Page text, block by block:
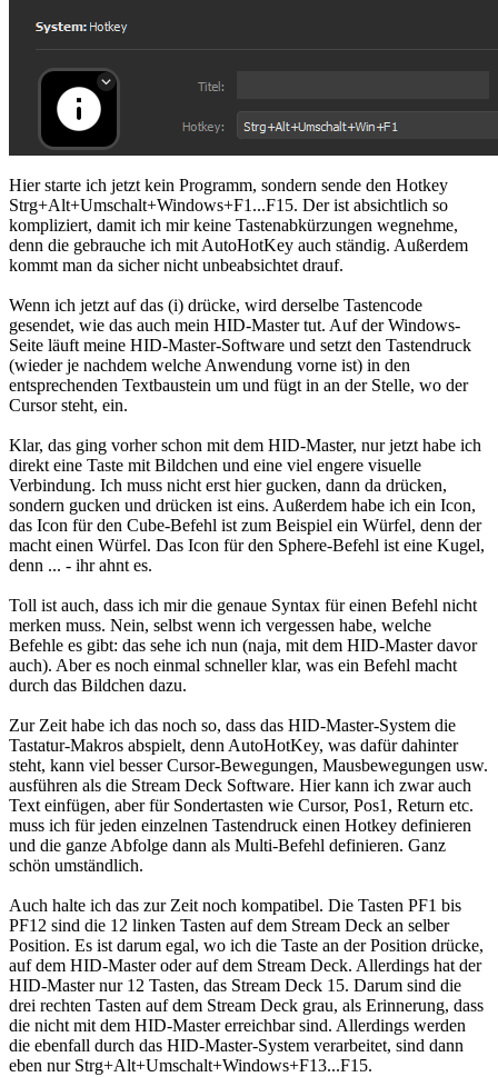
Hier starte ich jetzt kein Programm, sondern sende den Hotkey
Strg+Alt+Umschalt+Windows+F1...F15. Der ist absichtlich so
kompliziert, damit ich mir keine Tastenabkürzungen wegnehme,
denn die gebrauche ich mit AutoHotKey auch ständig. Außerdem
kommt man da sicher nicht unbeabsichtet drauf.
Wenn ich jetzt auf das (i) drücke, wird derselbe Tastencode
gesendet, wie das auch mein HID-Master tut. Auf der Windows-
Seite läuft meine HID-Master-Software und setzt den Tastendruck
(wieder je nachdem welche Anwendung vorne ist) in den
entsprechenden Textbaustein um und fügt in an der Stelle, wo der
Cursor steht, ein.
Klar, das ging vorher schon mit dem HID-Master, nur jetzt habe ich
direkt eine Taste mit Bildchen und eine viel engere visuelle
Verbindung. Ich muss nicht erst hier gucken, dann da drücken,
sondern gucken und drücken ist eins. Außerdem habe ich ein Icon,
das Icon für den Cube-Befehl ist zum Beispiel ein Würfel, denn der
macht einen Würfel. Das Icon für den Sphere-Befehl ist eine Kugel,
denn ... - ihr ahnt es.
Toll ist auch, dass ich mir die genaue Syntax für einen Befehl nicht
merken muss. Nein, selbst wenn ich vergessen habe, welche
Befehle es gibt: das sehe ich nun (naja, mit dem HID-Master davor
auch). Aber es noch einmal schneller klar, was ein Befehl macht
durch das Bildchen dazu.
Zur Zeit habe ich das noch so, dass das HID-Master-System die
Tastatur-Makros abspielt, denn AutoHotKey, was dafür dahinter
steht, kann viel besser Cursor-Bewegungen, Mausbewegungen usw.
ausführen als die Stream Deck Software. Hier kann ich zwar auch
Text einfügen, aber für Sondertasten wie Cursor, Pos1, Return etc.
muss ich für jeden einzelnen Tastendruck einen Hotkey definieren
und die ganze Abfolge dann als Multi-Befehl definieren. Ganz
schön umständlich.
Auch halte ich das zur Zeit noch kompatibel. Die Tasten PF1 bis
PF12 sind die 12 linken Tasten auf dem Stream Deck an selber
Position. Es ist darum egal, wo ich die Taste an der Position drücke,
auf dem HID-Master oder auf dem Stream Deck. Allerdings hat der
HID-Master nur 12 Tasten, das Stream Deck 15. Darum sind die
drei rechten Tasten auf dem Stream Deck grau, als Erinnerung, dass
die nicht mit dem HID-Master erreichbar sind. Allerdings werden
die ebenfall durch das HID-Master-System verarbeitet, sind dann
eben nur Strg+Alt+Umschalt+Windows+F13...F15.